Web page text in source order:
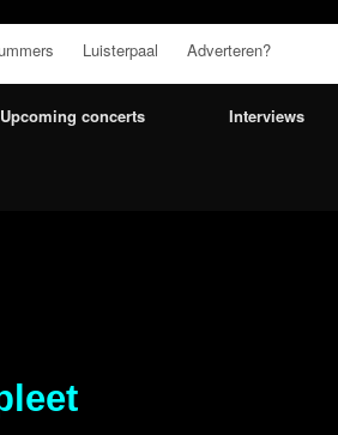
Luisterpaal Adverteren?
Upcoming concerts Interviews